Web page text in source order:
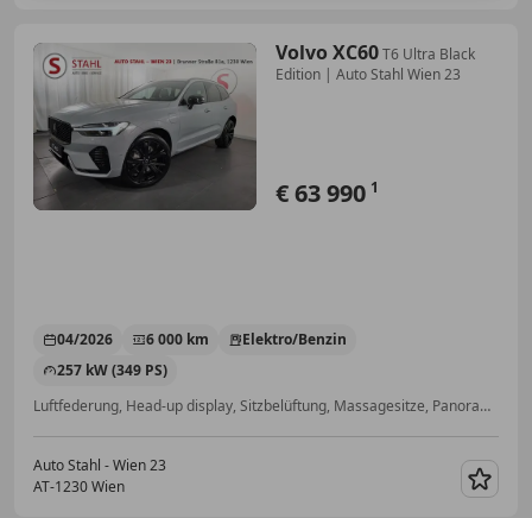
Volvo XC60T6 Ultra Black
Edition | Auto Stahl Wien 23
€ 63 990 1
04/2026 6 000 km
Elektro/Benzin
257 kW (349 PS)
Luftfederung, Head-up display, Sitzbelüftung, Massagesitze, Panoramadach, Müdigkeitswarnsystem, Dachreling, Beheizbares Lenkrad
Auto Stahl - Wien 23
AT-1230 Wien